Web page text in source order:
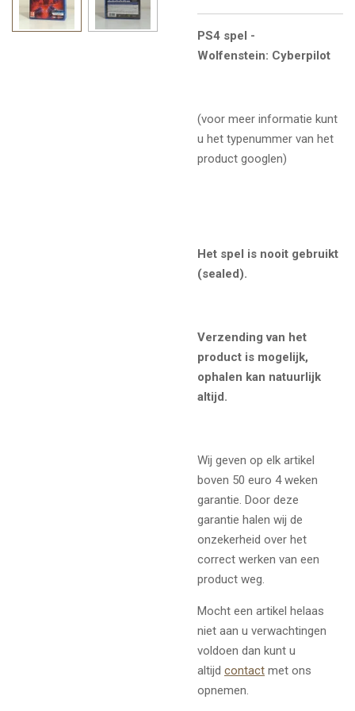
PS4 spel -
Wolfenstein: Cyberpilot
(voor meer informatie kunt
u het typenummer van het
product googlen)
Het spel is nooit gebruikt
(sealed).
Verzending van het
product is mogelijk,
ophalen kan natuurlijk
altijd.
Wij geven op elk artikel
boven 50 euro 4 weken
garantie. Door deze
garantie halen wij de
onzekerheid over het
correct werken van een
product weg.
Mocht een artikel helaas
niet aan u verwachtingen
voldoen dan kunt u
altijd contact met ons
opnemen.